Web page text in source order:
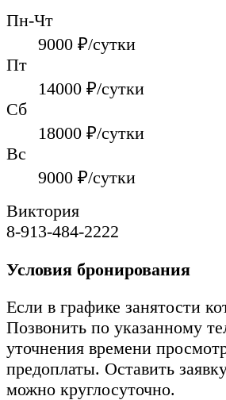
Пн-Чт
9000 ₽/сутки
Пт
14000 ₽/сутки
Сб
18000 ₽/сутки
Вс
9000 ₽/сутки
Виктория
8-913-484-2222
Условия бронирования
Если в графике занятости
Позвонить по указанному
уточнения времени
предоплаты. Оставить
можно круглосуточно.